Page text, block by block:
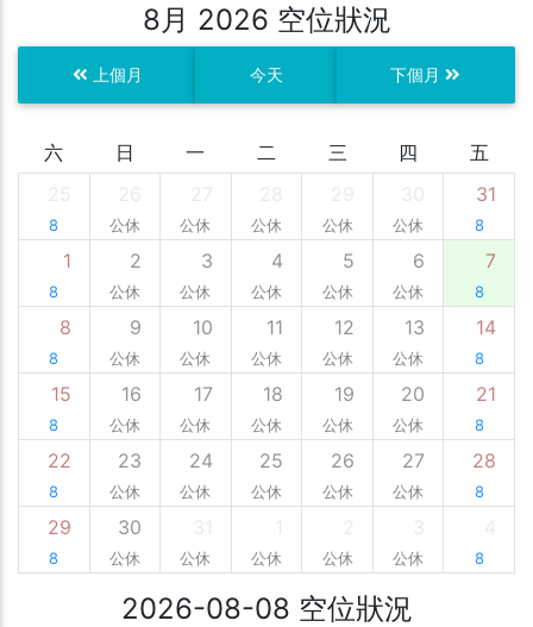
8月 2026 空位狀況
上個月 今天 下個月
六 日 一 二 三 四
五
25
8 公休 公休 公休 公休 公休
31
8
1
8
2
公休
3
公休
4
公休
5
公休
6
公休
7
8
8
8
9
公休
10
公休
11
公休
12
公休
13
公休
14
8
15
8
16
公休
17
公休
18
公休
19
公休
20
公休
21
8
22
8
23
公休
24
公休
25
公休
26
公休
27
公休
28
8
29
8
30
公休 公休 公休 公休 公休
4
8
2026-08-08 空位狀況